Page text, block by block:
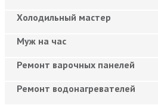
Холодильный мастер
Муж на час
Ремонт варочных панелей
Ремонт водонагревателей